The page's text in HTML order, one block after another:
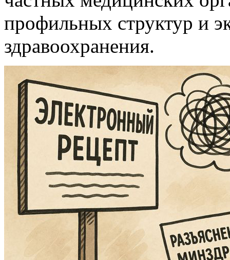
профильных структур и
здравоохранения.